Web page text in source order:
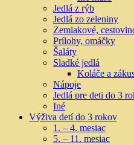
Jedlá z rýb
Jedlá zo zeleniny
Zemiakové,
Prílohy, omáčky
Šaláty
Sladké jedlá
Koláče a
Nápoje
Jedlá pre deti do 3
Iné
Výživa detí do 3 rokov
1. – 4. mesiac
5. – 11. mesiac